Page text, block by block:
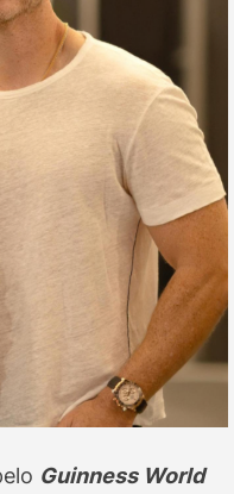
Guinness World